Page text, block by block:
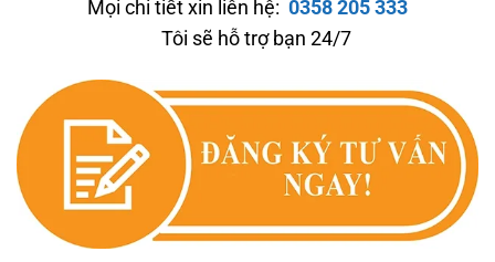
Mọi chi tiết xin liên hệ: 0358 205 333
Tôi sẽ hỗ trợ bạn 24/7